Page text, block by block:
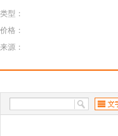
类型：
价格：
来源：